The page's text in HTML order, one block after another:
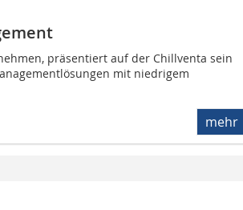
präsentiert auf der Chillventa sein
mit niedrigem
mehr